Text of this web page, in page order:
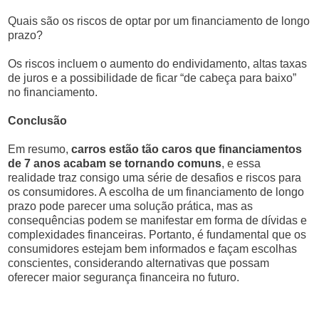
Quais são os riscos de optar por um financiamento de longo
prazo?
Os riscos incluem o aumento do endividamento, altas taxas
de juros e a possibilidade de ficar “de cabeça para baixo”
no financiamento.
Conclusão
Em resumo,carros estão tão caros que financiamentos
de 7 anos acabam se tornando comuns, e essa
realidade traz consigo uma série de desafios e riscos para
os consumidores. A escolha de um financiamento de longo
prazo pode parecer uma solução prática, mas as
consequências podem se manifestar em forma de dívidas e
complexidades financeiras. Portanto, é fundamental que os
consumidores estejam bem informados e façam escolhas
conscientes, considerando alternativas que possam
oferecer maior segurança financeira no futuro.